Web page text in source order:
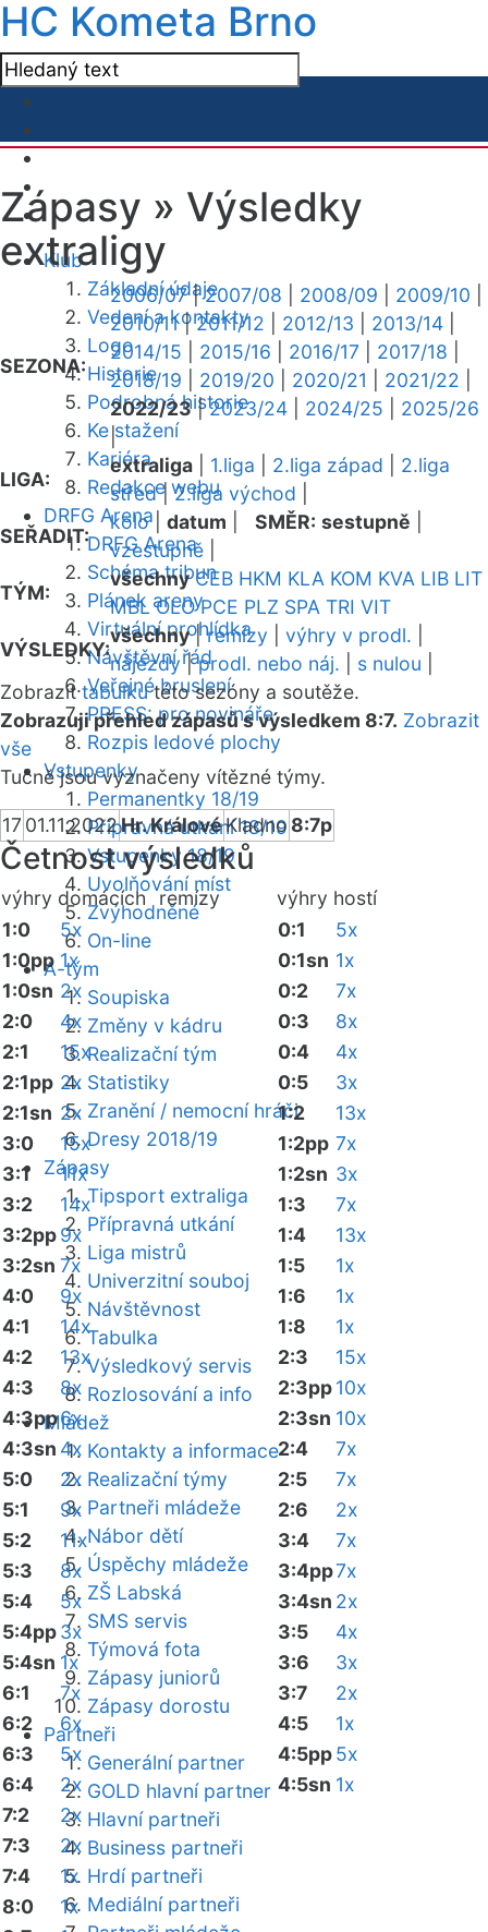
HC Kometa Brno
Klub
Základní údaje
Vedení a kontakty
Logo
Historie
Podrobná historie
Ke stažení
Kariéra
Redakce webu
DRFG Arena
DRFG Arena
Schéma tribun
Plánek areny
Virtuální prohlídka
Návštěvní řád
Veřejné bruslení
PRESS: pro novináře
Rozpis ledové plochy
Vstupenky
Permanentky 18/19
Přípravná utkání 18/19
Vstupenky 18/19
Uvolňování míst
Zvýhodněné
On-line
A-tým
Soupiska
Změny v kádru
Realizační tým
Statistiky
Zranění / nemocní hráči
Dresy 2018/19
Zápasy
Tipsport extraliga
Přípravná utkání
Liga mistrů
Univerzitní souboj
Návštěvnost
Tabulka
Výsledkový servis
Rozlosování a info
Mládež
Kontakty a informace
Realizační týmy
Partneři mládeže
Nábor dětí
Úspěchy mládeže
ZŠ Labská
SMS servis
Týmová fota
Zápasy juniorů
Zápasy dorostu
Partneři
Generální partner
GOLD hlavní partner
Hlavní partneři
Business partneři
Hrdí partneři
Mediální partneři
Zápasy » Výsledky
extraligy
SEZONA:
2006/07|2007/08 2008/09 2009/10
2010/11|2011/12 2012/13 2013/14
2014/15
2015/16 2016/17 2017/18
2018/19
2019/20 2020/21 2021/22
2022/23|2023/24 2024/25
2025/26
|
LIGA:
extraliga 1.liga 2.liga západ
2.liga
střed|2.liga východ
SEŘADIT:
kolo| datum SMĚR: sestupně
vzestupně
TÝM:
všechny CEB HKM KLA KOM KVA LIB LIT
MBL OLO PCE PLZ SPA TRI VIT
VÝSLEDKY:
všechny|remízy výhry v prodl.
nájezdy|prodl. nebo náj. s nulou
Zobrazittabulkutéto sezóny a soutěže.
Zobrazuji přehled zápasů s výsledkem 8:7. Zobrazit
vše
Tučně jsou vyznačeny vítězné týmy.
17 01.11.2022Hr. KrálovéKladno 8:7p
Četnost výsledků
výhry domácíchremízy výhry hostí
1:0
5x
1:0pp 1x
1:0sn 2x
2:0
4x
2:1
15x
2:1pp 2x
2:1sn 2x
3:0
15x
3:1
11x
3:2
14x
3:2pp9x
3:2sn 7x
4:0
9x
4:1
14x
4:2
13x
4:3
8x
4:3pp6x
4:3sn 4x
5:0
2x
5:1
9x
5:2
11x
5:3
8x
5:4
5x
5:4pp3x
5:4sn 1x
6:1
7x
6:2
6x
6:3
5x
6:4
2x
7:2
2x
7:3
2x
7:4
1x
8:0
1x
0:1
5x
0:1sn 1x
0:2
7x
0:3
8x
0:4
4x
0:5
3x
1:2
13x
1:2pp 7x
1:2sn 3x
1:3
7x
1:4
13x
1:5
1x
1:6
1x
1:8
1x
2:3
15x
2:3pp10x
2:3sn 10x
2:4
7x
2:5
7x
2:6
2x
3:4
7x
3:4pp7x
3:4sn 2x
3:5
4x
3:6
3x
3:7
2x
4:5
1x
4:5pp5x
4:5sn 1x